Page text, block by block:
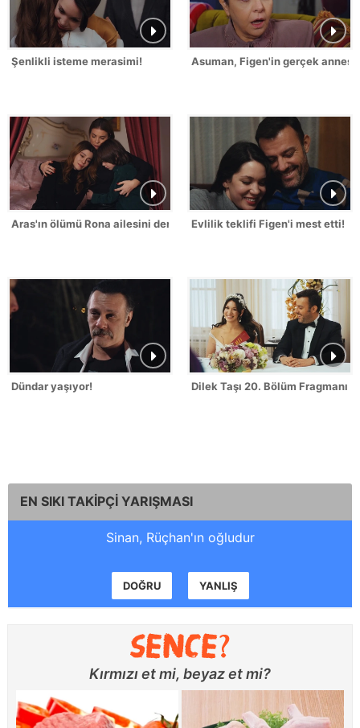
Şenlikli isteme merasimi! Asuman, Figen'in gerçek
Aras'ın ölümü Rona ailesini derinden sarstı!Evlilik teklifi Figen'i mest etti!
Dündar yaşıyor! Dilek Taşı 20. Bölüm Fragmanı -
EN SIKI TAKİPÇİ YARIŞMASI
Sinan, Rüçhan'ın oğludur
DOĞRU YANLIŞ
Kırmızı et mi, beyaz et mi?